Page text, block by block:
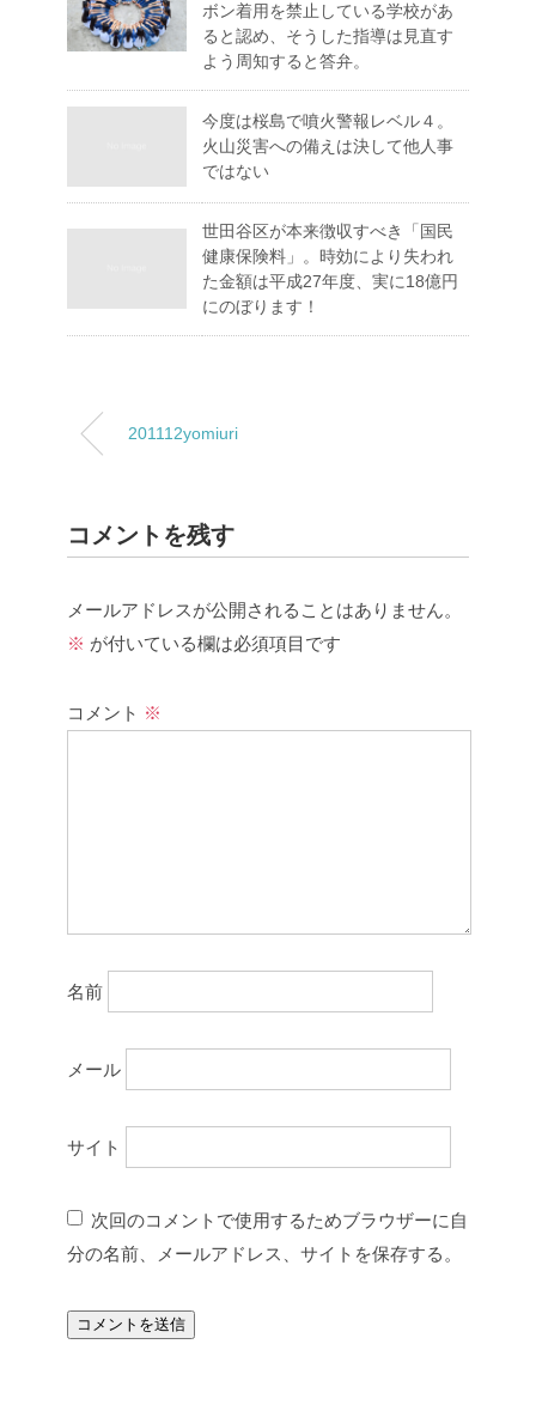
ボン着用を禁止している学校があ
ると認め、そうした指導は見直す
よう周知すると答弁。
今度は桜島で噴火警報レベル４。
火山災害への備えは決して他人事
ではない
世田谷区が本来徴収すべき「国民
健康保険料」。時効により失われ
た金額は平成27年度、実に18億円
にのぼります！
201112yomiuri
コメントを残す
メールアドレスが公開されることはありません。
※ が付いている欄は必須項目です
コメント ※
名前
メール
サイト
次回のコメントで使用するためブラウザーに自
分の名前、メールアドレス、サイトを保存する。